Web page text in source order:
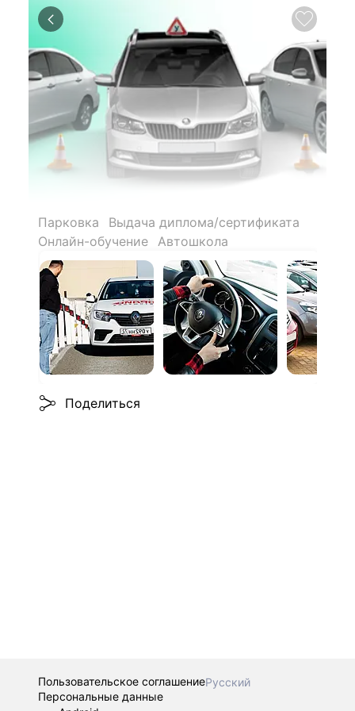
Парковка
Выдача диплома/сертификата
Онлайн-обучение Автошкола
Поделиться
Пользовательское соглашениеРусский
Персональные данные